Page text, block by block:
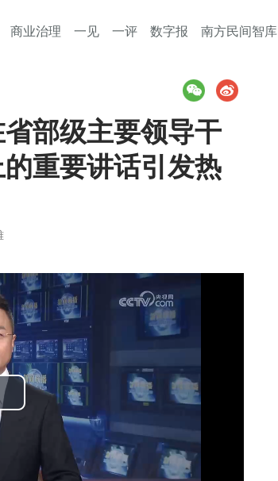
商业治理 一见 一评 数字报 南方民间智库
部级主要领导干
重要讲话引发热